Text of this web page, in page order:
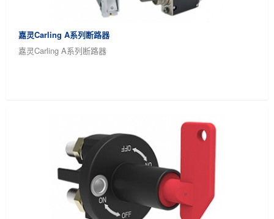
嘉灵Carling A系列断路器
嘉灵Carling A系列断路器